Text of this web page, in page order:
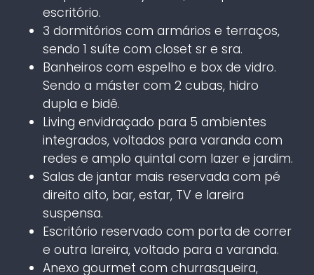
escritório.
3 dormitórios com armários e terraços,
sendo 1 suíte com closet sr e sra.
Banheiros com espelho e box de vidro.
Sendo a máster com 2 cubas, hidro
dupla e bidê.
Living envidraçado para 5 ambientes
integrados, voltados para varanda com
redes e amplo quintal com lazer e jardim.
Salas de jantar mais reservada com pé
direito alto, bar, estar, TV e lareira
suspensa.
Escritório reservado com porta de correr
e outra lareira, voltado para a varanda.
Anexo gourmet com churrasqueira,